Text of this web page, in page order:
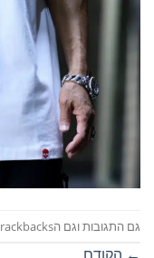
גם התגובות וגם הtrackbacks סגורים כרגע.